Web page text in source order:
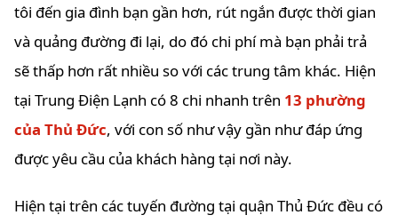
tôi đến gia đình bạn gần hơn, rút ngắn được thời gian
và quảng đường đi lại, do đó chi phí mà bạn phải trả
sẽ thấp hơn rất nhiều so với các trung tâm khác. Hiện
tại Trung Điện Lạnh có 8 chi nhanh trên 13 phường
của Thủ Đức, với con số như vậy gần như đáp ứng
được yêu cầu của khách hàng tại nơi này.
Hiện tại trên các tuyến đường tại quận Thủ Đức đều có